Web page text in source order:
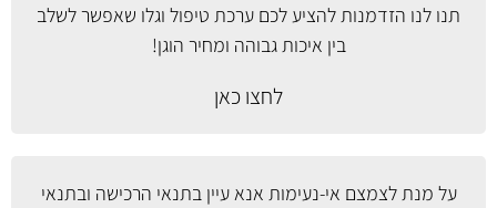
תנו לנו הזדמנות להציע לכם ערכת טיפול וגלו שאפשר לשלב
בין איכות גבוהה ומחיר הוגן!
לחצו כאן
על מנת לצמצם אי-נעימות אנא עייןבתנאי הרכישה ובתנאי